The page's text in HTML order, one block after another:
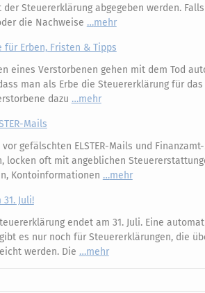
Steuererklärung abgegeben werden.
die Nachweise
mehr
Erben, Fristen & Tipps
eines Verstorbenen gehen mit dem Tod
man als Erbe die Steuererklärung für das
dazu
mehr
Mails
gefälschten ELSTER-Mails und
locken oft mit angeblichen
Kontoinformationen
mehr
Juli!
endet am 31. Juli. Eine
es nur noch für Steuererklärungen, die
werden. Die
mehr